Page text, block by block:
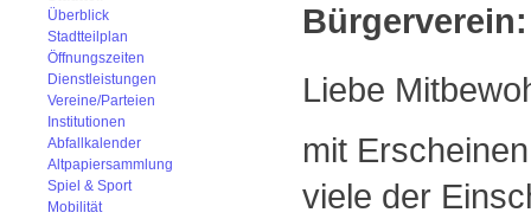
Überblick
Stadtteilplan
Öffnungszeiten
Dienstleistungen
Vereine/Parteien
Institutionen
Abfallkalender
Altpapiersammlung
Spiel & Sport
Mobilität
Liebe
mit
viele der